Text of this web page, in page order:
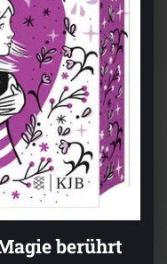
berührt